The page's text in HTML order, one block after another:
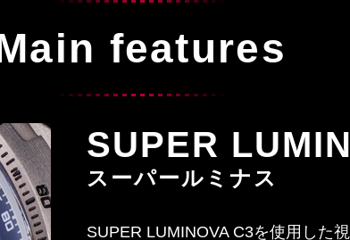
features
SUPER
スーパールミナス
SUPER LUMINOVA C3を使用した